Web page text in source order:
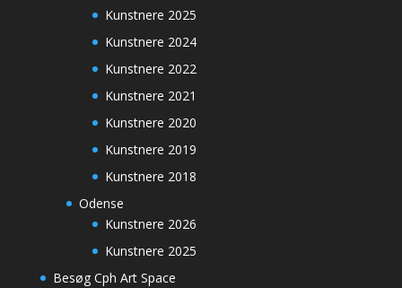
Kunstnere 2025
Kunstnere 2024
Kunstnere 2022
Kunstnere 2021
Kunstnere 2020
Kunstnere 2019
Kunstnere 2018
Odense
Kunstnere 2026
Kunstnere 2025
Besøg Cph Art Space